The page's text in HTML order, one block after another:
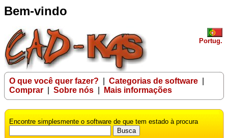
Bem-vindo
Portug.
O que você quer fazer? Categorias de software
Comprar
Sobre nós Mais informações
Encontre simplesmente o software de que tem estado à procura